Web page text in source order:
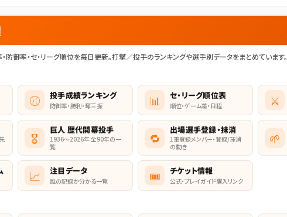
防御率・セ・リーグ順位を毎日更新。打撃／投手のランキングや選手別データをまとめています。
⚾ 投手成績ランキング
防御率・勝利・奪三振 📊 セ・リーグ順位表
順位・ゲーム差・日程 ⚔️
🎖️
巨人 歴代開幕投手
1936〜2026年 全90年の一
覧
🔁
出場選手登録・抹消
1軍登録メンバー・登録/抹消
の動き
🌱
📈 注目データ
誰の記録か分かる一覧 🎟️ チケット情報
公式・プレイガイド購入リンク